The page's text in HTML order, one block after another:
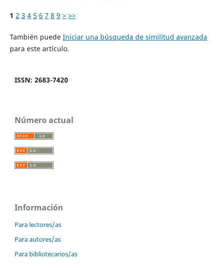
1 2 3 4 5 6 7 8 9 > >>
También puede Iniciar una búsqueda de similitud avanzada
para este artículo.
ISSN: 2683-7420
Número actual
Información
Para lectores/as
Para autores/as
Para bibliotecarios/as